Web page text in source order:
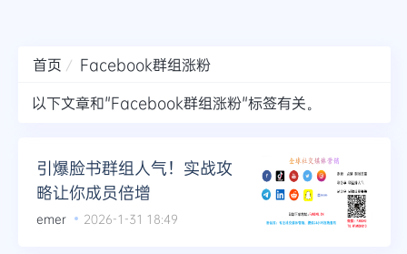
Twitter
Telegram
更多
首页
Facebook群组涨粉
以下文章和"Facebook群组涨粉"标签有关。
引爆脸书群组人气！实战攻
略让你成员倍增
emer 2026-1-31 18:49